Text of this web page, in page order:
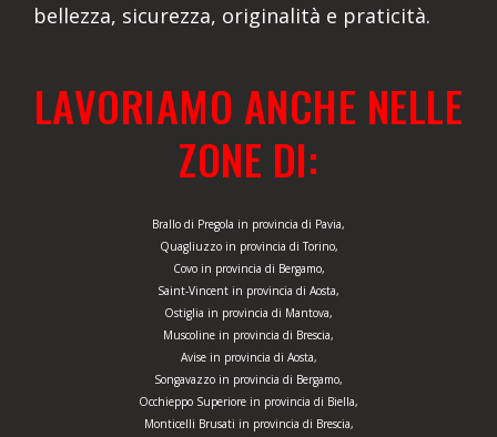
bellezza, sicurezza, originalità e praticità.
LAVORIAMO ANCHE NELLE
ZONE DI:
Brallo di Pregola in provincia di Pavia,
Quagliuzzo in provincia di Torino,
Covo in provincia di Bergamo,
Saint-Vincent in provincia di Aosta,
Ostiglia in provincia di Mantova,
Muscoline in provincia di Brescia,
Avise in provincia di Aosta,
Songavazzo in provincia di Bergamo,
Occhieppo Superiore in provincia di Biella,
Monticelli Brusati in provincia di Brescia,